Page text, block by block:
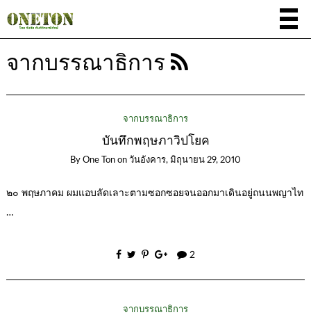
จากบรรณาธิการ
จากบรรณาธิการ
บันทึกพฤษภาวิปโยค
By One Ton on วันอังคาร, มิถุนายน 29, 2010
๒๐ พฤษภาคม ผมแอบลัดเลาะตามซอกซอยจนออกมาเดินอยู่ถนนพญาไท
…
2
จากบรรณาธิการ